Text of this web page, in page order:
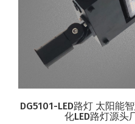
DG5101-LED路灯 太阳能
化LED路灯源头